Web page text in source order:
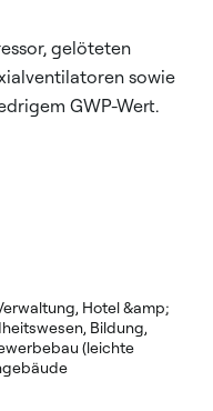
gelöteten
sowie
GWP-Wert.
Hotel &amp;
Bildung,
(leichte